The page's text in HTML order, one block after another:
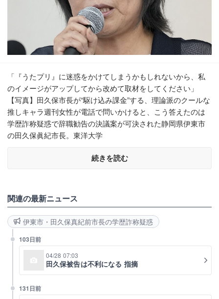
「『うたプリ』に迷惑をかけてしまうかもしれないから、私
のイメージがアップしてから改めて取材をしてください」
【写真】田久保市長が“駆け込み課金”する、理論派のクールな
推しキャラ週刊女性が電話で問いかけると、こう答えたのは
学歴詐称疑惑で辞職勧告の決議案が可決された静岡県伊東市
の田久保眞紀市長。東洋大学
続きを読む
関連の最新ニュース
伊東市・田久保真紀前市長の学歴詐称疑惑
103日前
04/28 07:03
田久保被告は不利になる 指摘
131日前